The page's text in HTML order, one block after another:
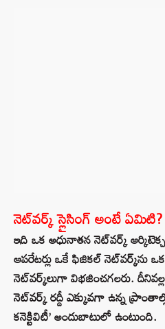
నెట్‌వర్క్ స్లైసింగ్ అంటే ఏమిటి?
ఇది ఒక అధునాతన నెట్‌వర్క్
ఆపరేటర్లు ఒకే ఫిజికల్ నెట్‌వర్క్‌ను
నెట్‌వర్క్‌లుగా విభజించగలరు.
నెట్‌వర్క్‌ రద్దీ ఎక్కువగా ఉన్న
కనెక్టివిటీ’ అందుబాటులో ఉంటుంది.